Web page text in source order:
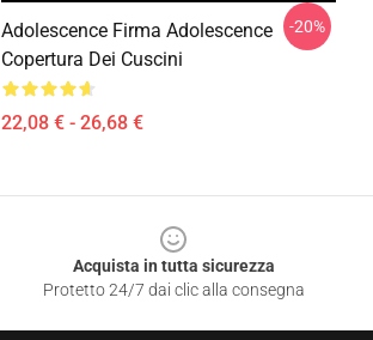
Adolescence Firma Adolescence
Copertura Dei Cuscini
22,08 € - 26,68 €
-20%
Acquista in tutta sicurezza
Protetto 24/7 dai clic alla consegna